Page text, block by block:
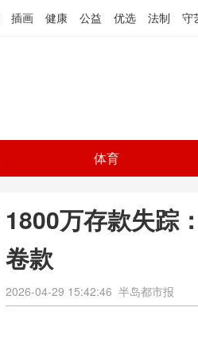
插画 健康 公益 优选 法制 守
体育
1800万存款失踪
卷款
2026-04-29 15:42:46 半岛都市报